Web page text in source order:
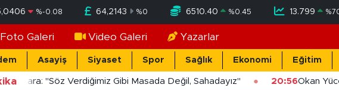
%-0.08 64,2143 %0 6510.40 %0.45 13.799 %
Foto Galeri Video Galeri Yazarlar
Asayiş Siyaset Spor Sağlık Ekonomi Eğitim
"Söz Verdiğimiz Gibi Masada Değil, Sahadayız" 20:56Okan